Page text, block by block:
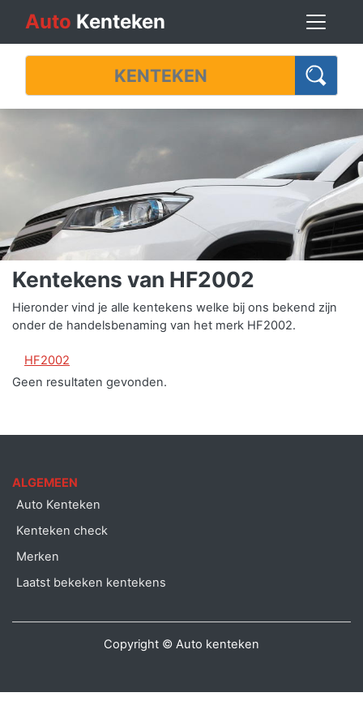
Auto Kenteken
Kentekens van HF2002
Hieronder vind je alle kentekens welke bij ons bekend zijn
onder de handelsbenaming van het merk HF2002.
HF2002
Geen resultaten gevonden.
ALGEMEEN
Auto Kenteken
Kenteken check
Merken
Laatst bekeken kentekens
Copyright © Auto kenteken